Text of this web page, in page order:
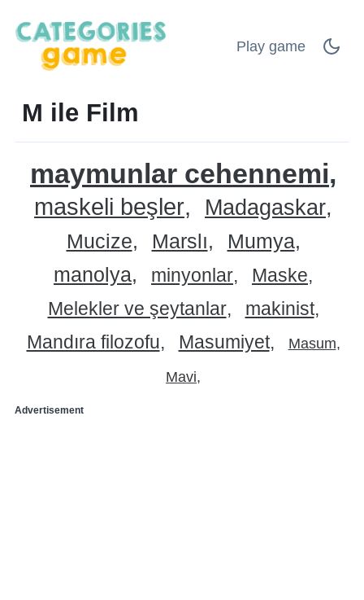
Play game
M ile Film
maymunlar cehennemi
maskeli beşler Madagaskar
Mucize Marslı
Mumya
manolya
minyonlar
Maske
Melekler ve şeytanlar
makinist
Mandıra filozofu
Masumiyet Masum
Mavi
Advertisement